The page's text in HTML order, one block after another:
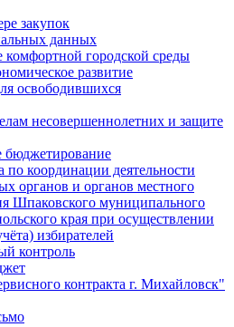
закупок
данных
городской среды
развитие
освободившихся
несовершеннолетних и защите
по координации деятельности
органов и органов местного
Шпаковского муниципального
края при осуществлении
избирателей
контроль
контракта г. Михайловск"